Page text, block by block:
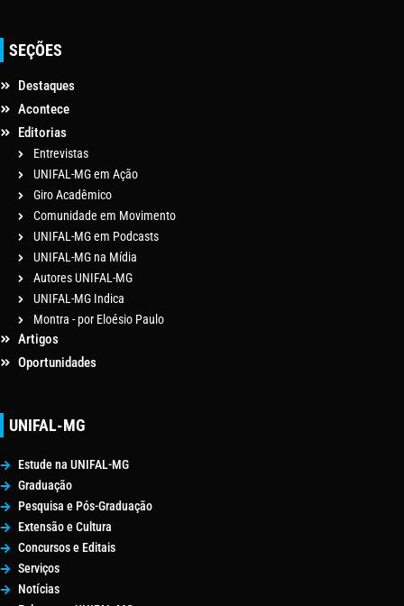
SEÇÕES
Destaques
Acontece
Editorias
Entrevistas
UNIFAL-MG em Ação
Giro Acadêmico
Comunidade em Movimento
UNIFAL-MG em Podcasts
UNIFAL-MG na Mídia
Autores UNIFAL-MG
UNIFAL-MG Indica
Montra - por Eloésio Paulo
Artigos
Oportunidades
UNIFAL-MG
Estude na UNIFAL-MG
Graduação
Pesquisa e Pós-Graduação
Extensão e Cultura
Concursos e Editais
Serviços
Notícias